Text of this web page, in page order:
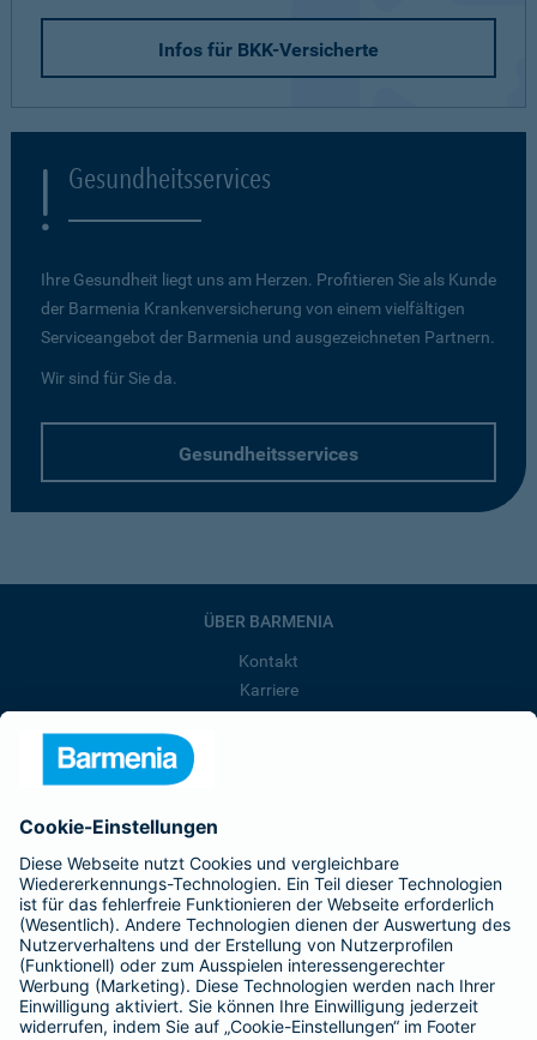
Infos für BKK-Versicherte
Gesundheitsservices
Ihre Gesundheit liegt uns am Herzen. Profitieren Sie als Kunde
der Barmenia Krankenversicherung von einem vielfältigen
Serviceangebot der Barmenia und ausgezeichneten Partnern.
Wir sind für Sie da.
Gesundheitsservices
ÜBER BARMENIA
Kontakt
Karriere
Barmenia ist Teil der BarmeniaGothaer
BELIEBTE SEITEN
Kranken-Zusatzversicherung
Tierversicherungen
Haftpflichtversicherung
Hausratversicherung